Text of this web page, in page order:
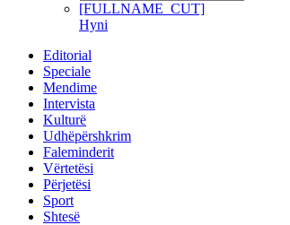
[FULLNAME_CUT]
Hyni
Editorial
Speciale
Mendime
Intervista
Kulturë
Udhëpërshkrim
Faleminderit
Vërtetësi
Përjetësi
Sport
Shtesë